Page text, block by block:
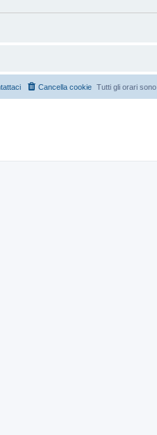
Tutti gli orari sono
Cancella cookie